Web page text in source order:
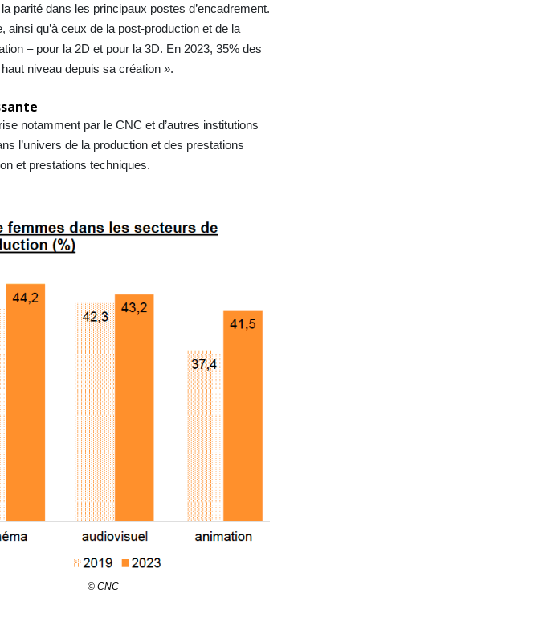
parité dans les principaux postes d’encadrement.
qu’à ceux de la post-production et de la
– pour la 2D et pour la 3D. En 2023, 35% des
niveau depuis sa création ».
notamment par le CNC et d’autres institutions
l’univers de la production et des prestations
et prestations techniques.
© CNC